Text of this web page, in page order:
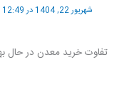
شهریور 22, 1404 در 12:49
تفاوت خرید معدن در حال